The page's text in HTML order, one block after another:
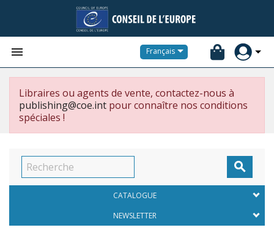
 Français
Libraires ou agents de vente, contactez-nous à
publishing@coe.int pour connaître nos conditions
spéciales !

CATALOGUE
NEWSLETTER